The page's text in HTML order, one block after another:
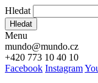
Hledat
Hledat
Menu
mundo@mundo.cz
+420 773 10 40 10
Facebook Instagram